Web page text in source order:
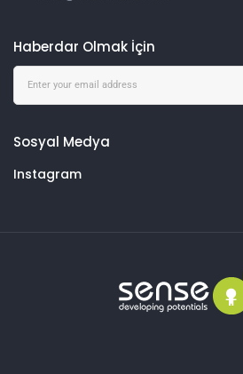
Haberdar Olmak İçin
Sosyal Medya
Instagram